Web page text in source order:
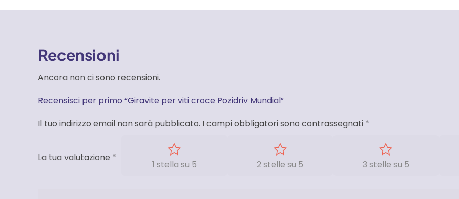
Recensioni
Ancora non ci sono recensioni.
Recensisci per primo “Giravite per viti croce Pozidriv Mundial”
Il tuo indirizzo email non sarà pubblicato. I campi obbligatori sono contrassegnati *
La tua valutazione *
1 stella su 5 2 stelle su 5 3 stelle su 5